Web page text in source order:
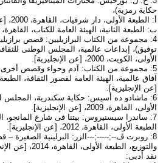
حكاية رمزية)،
أ: الطبعة الأولى، دار شرقيات، القاهرة، 2000، [عن الإنجليزية].
ب: الطبعة الثانية، الهيئة العامة للكتاب، القاهرة، 2008.
4: مجموعة من الكتاب البرازيليين: قصص
توفيق)، إبداعات عالمية، المجلس الوطنى
الأولى، الكويت، 2000، [عن الإنجليزية].
5: مجموعة من الكتاب: آدم وحواء وقصص أخرى
[عن الإنجليزية].
6: ماشادو ده أسيس: حكاية سكندرية، المجلس
الأولى، القاهرة، 2009، [عن الإنجليزية].
7: ساندرا سيسنيروس: بيتنا فى شارع المانجو،
الطبعة الأولى، القاهرة، 2012، [عن الإنجليزية].
8: روبرت ڤ--;-----;---الزر: البرلينية الصغيرة –
والتوزيع، الطبعة الأولى، القاهرة، 2014، [عن الإنجليزية].
نقد أدبى: